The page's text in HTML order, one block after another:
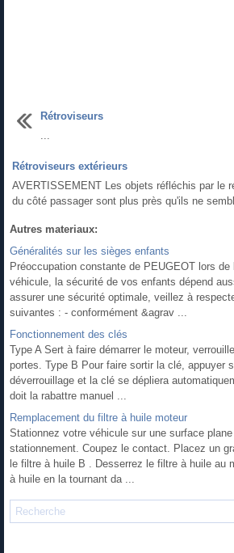
Rétroviseurs
Rétroviseurs extérieurs
AVERTISSEMENT Les objets réfléchis par le
du côté passager sont plus près qu'ils ne
Autres materiaux:
Généralités sur les sièges enfants
Préoccupation constante de PEUGEOT lors
véhicule, la sécurité de vos enfants dépend
assurer une sécurité optimale, veillez à
suivantes : - conformément &agrav ...
Fonctionnement des clés
Type A Sert à faire démarrer le moteur,
portes. Type B Pour faire sortir la clé, appuyer
déverrouillage et la clé se dépliera
doit la rabattre manuel ...
Remplacement du filtre à huile moteur
Stationnez votre véhicule sur une surface
stationnement. Coupez le contact. Placez un
le filtre à huile B . Desserrez le filtre à huile au
à huile en la tournant da ...